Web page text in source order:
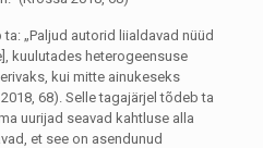
„Paljud autorid liialdavad nüüd
kuulutades heterogeensuse
kui mitte ainukeseks
68). Selle tagajärjel tõdeb ta
uurijad seavad kahtluse alla
et see on asendunud